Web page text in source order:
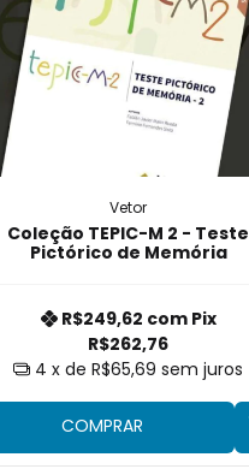
Vetor
Coleção TEPIC-M 2 - Teste
Pictórico de Memória
R$262,76
R$249,62 com Pix
4 x de R$65,69 sem juros
COMPRAR